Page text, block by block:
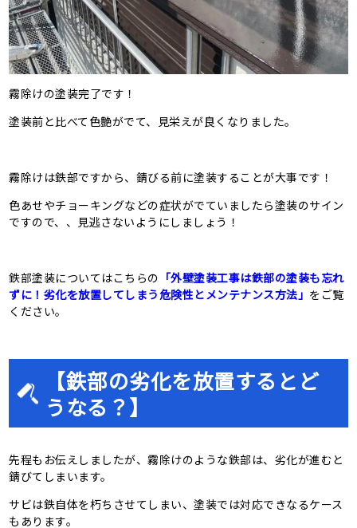
霧除けの塗装完了です！
塗装前と比べて色艶がでて、見栄えが良くなりました。
霧除けは鉄部ですから、錆びる前に塗装することが大事です！
色あせやチョーキングなどの症状がでていましたら塗装のサイン
ですので、、見逃さないようにしましょう！
鉄部塗装についてはこちらの 「外壁塗装工事は鉄部の塗装も忘れ
ずに！劣化を放置してしまう危険性とメンテナンス方法」 をご覧
ください。
【鉄部の劣化を放置するとど
うなる？】
先程もお伝えしましたが、霧除けのような鉄部は、劣化が進むと
錆びてしまいます。
サビは鉄自体を朽ちさせてしまい、塗装では対応できなるケース
もあります。